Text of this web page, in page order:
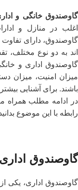
گاوصندوق خانگی و
اغلب در منازل و
گاوصندوق، دارای
اند به دو نوع مختلف،
گاوصندوق اداری و
میزان امنیت، میزان
باشند. برای آشنایی
در ادامه مطلب همراه
رابطه با این موضوع
گاوصندوق
گاوصندوق اداری، یکی